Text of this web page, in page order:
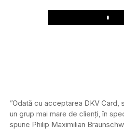
Play
”Odată cu acceptarea DKV Card,
un grup mai mare de clienți, în
spune Philip Maximilian